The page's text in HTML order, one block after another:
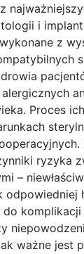
i
z
Proces
ryzyka
–
odpowiedniej
ważne jest